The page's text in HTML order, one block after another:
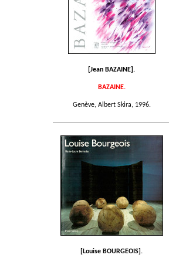
[Jean BAZAINE].
BAZAINE.
Genève, Albert Skira, 1996.
[Louise BOURGEOIS].